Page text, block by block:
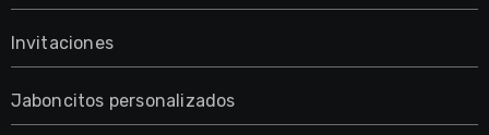
Invitaciones
Jaboncitos personalizados